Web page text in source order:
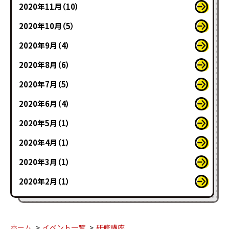
2020年11月（10）
2020年10月（5）
2020年9月（4）
2020年8月（6）
2020年7月（5）
2020年6月（4）
2020年5月（1）
2020年4月（1）
2020年3月（1）
2020年2月（1）